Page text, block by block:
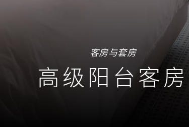
客房与套房
高级阳台客房